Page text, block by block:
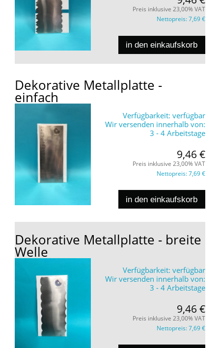
Preis inklusive 23,00% VAT
Nettopreis:7,69 €
in den einkaufskorb
Dekorative Metallplatte -
einfach
Verfügbarkeit: verfügbar
Wir versenden innerhalb von:
3 - 4 Arbeitstage
9,46 €
Preis inklusive 23,00% VAT
Nettopreis:7,69 €
in den einkaufskorb
Dekorative Metallplatte - breite
Welle
Verfügbarkeit: verfügbar
Wir versenden innerhalb von:
3 - 4 Arbeitstage
9,46 €
Preis inklusive 23,00% VAT
Nettopreis:7,69 €